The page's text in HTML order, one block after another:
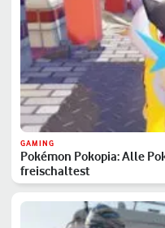
GAMING
Pokémon Pokopia: Alle
freischaltest